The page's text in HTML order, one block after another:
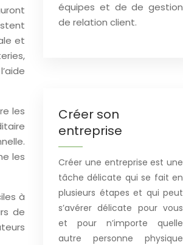
et
les
les
à
de
équipes et de de gestion
de relation client.
Créer son
entreprise
Créer une entreprise est une
tâche délicate qui se fait en
plusieurs étapes et qui peut
s’avérer délicate pour vous
et pour n’importe quelle
autre personne physique